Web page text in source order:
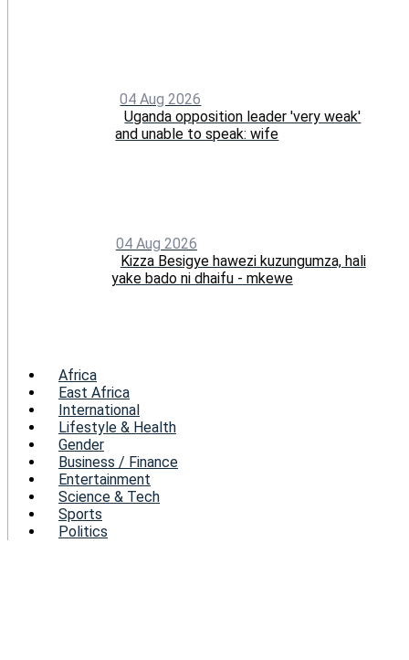
04 Aug 2026
Uganda opposition leader 'very weak'
and unable to speak: wife
04 Aug 2026
Kizza Besigye hawezi kuzungumza, hali
yake bado ni dhaifu - mkewe
Menu
Africa
East Africa
International
Lifestyle & Health
Gender
Business / Finance
Entertainment
Science & Tech
Sports
Politics